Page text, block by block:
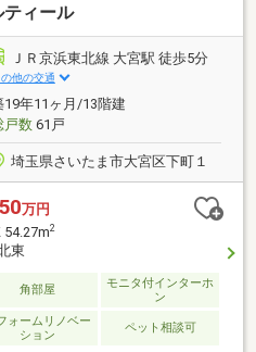
ティール
ＪＲ京浜東北線 大宮駅 徒歩5分
の他の交通
19年11ヶ月/13階建
戸数61戸
埼玉県さいたま市大宮区下町１
万円
54.27m2
東
角部屋
モニタ付インターホ
ン
ォームリノベー
ション
ペット相談可